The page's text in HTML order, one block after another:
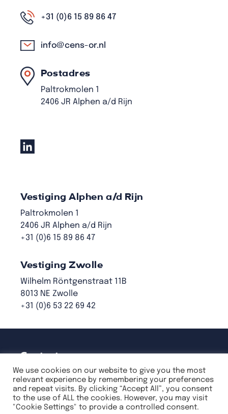
+31 (0)6 15 89 86 47
info@cens-or.nl
Postadres
Paltrokmolen 1
2406 JR Alphen a/d Rijn
Vestiging Alphen a/d Rijn
Paltrokmolen 1
2406 JR Alphen a/d Rijn
+31 (0)6 15 89 86 47
Vestiging Zwolle
Wilhelm Röntgenstraat 11B
8013 NE Zwolle
+31 (0)6 53 22 69 42
Contact
Stuur een email naar info@cens-or.nl
Privacyverklaring
We use cookies on our website to give you the most
relevant experience by remembering your preferences
and repeat visits. By clicking “Accept All”, you consent
to the use of ALL the cookies. However, you may visit
"Cookie Settings" to provide a controlled consent.